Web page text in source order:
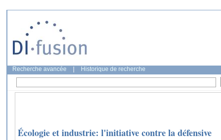
Recherche avancée Historique de recherche
Écologie et industrie: l'initiative contre la défensive